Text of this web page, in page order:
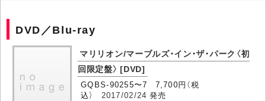
DVD／Blu-ray
マリリオン/マーブルズ・イン・ザ・パーク〈初
回限定盤〉 [DVD]
GQBS-90255〜7 7,700円（税
込） 2017/02/24 発売